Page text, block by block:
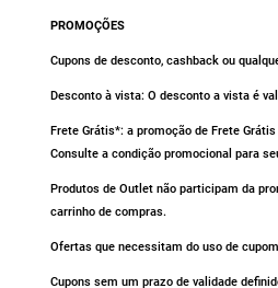
PROMOÇÕES
Cupons de desconto, cashback ou
Desconto à vista: O desconto a vista é
Frete Grátis*: a promoção de Frete
Consulte a condição promocional para
Produtos de Outlet não participam da
carrinho de compras.
Ofertas que necessitam do uso de
Cupons sem um prazo de validade